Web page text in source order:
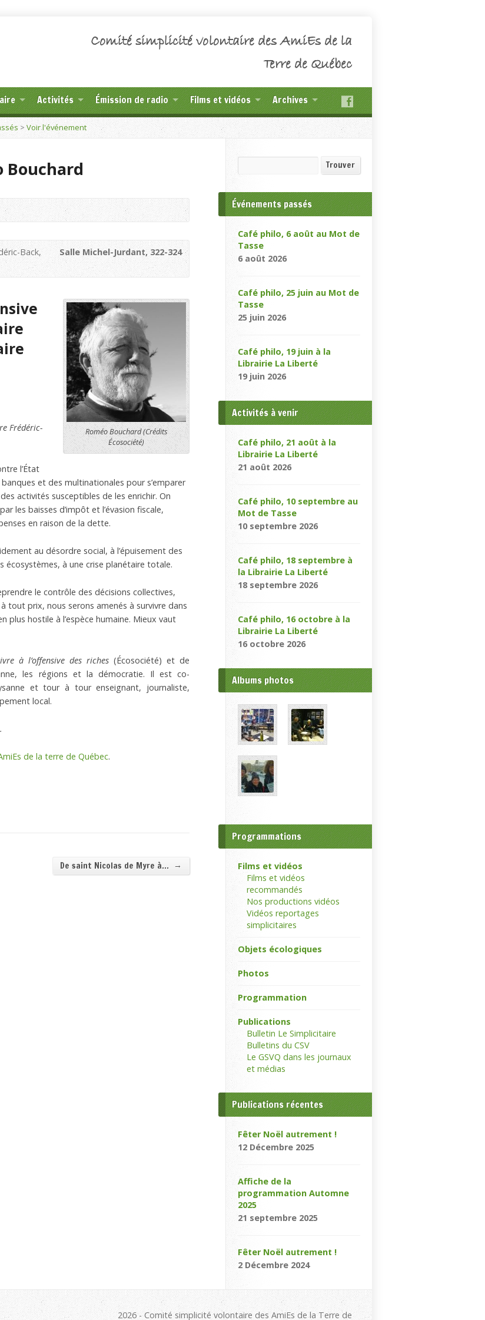
Comité simplicité volontaire des AmiEs de la
Terre de Québec
Activités Émission de radio Films et vidéos Archives
>Voir l'événement
Bouchard
Salle Michel-Jurdant, 322-324
Back,
Roméo Bouchard (Crédits
Écosociété)
Frédéric-
l’État
et des multinationales pour s’emparer
activités susceptibles de les enrichir. On
les baisses d’impôt et l’évasion fiscale,
en raison de la dette.
au désordre social, à l’épuisement des
à une crise planétaire totale.
le contrôle des décisions collectives,
tout prix, nous serons amenés à survivre dans
plus hostile à l’espèce humaine. Mieux vaut
à l’offensive des riches (Écosociété) et de
les régions et la démocratie. Il est co-
et tour à tour enseignant, journaliste,
local.
de la terre de Québec.
De saint Nicolas de Myre à… →
Trouver
Événements passés
Café philo, 6 août au Mot de
Tasse
6 août 2026
Café philo, 25 juin au Mot de
Tasse
25 juin 2026
Café philo, 19 juin à la
Librairie La Liberté
19 juin 2026
Activités à venir
Café philo, 21 août à la
Librairie La Liberté
21 août 2026
Café philo, 10 septembre au
Mot de Tasse
10 septembre 2026
Café philo, 18 septembre à
la Librairie La Liberté
18 septembre 2026
Café philo, 16 octobre à la
Librairie La Liberté
16 octobre 2026
Albums photos
Programmations
Films et vidéos
Films et vidéos
recommandés
Nos productions vidéos
Vidéos reportages
simplicitaires
Objets écologiques
Photos
Programmation
Publications
Bulletin Le Simplicitaire
Bulletins du CSV
Le GSVQ dans les journaux
et médias
Publications récentes
Fêter Noël autrement !
12 Décembre 2025
Affiche de la
programmation Automne
2025
21 septembre 2025
Fêter Noël autrement !
2 Décembre 2024
2026 - Comité simplicité volontaire des AmiEs de la Terre de